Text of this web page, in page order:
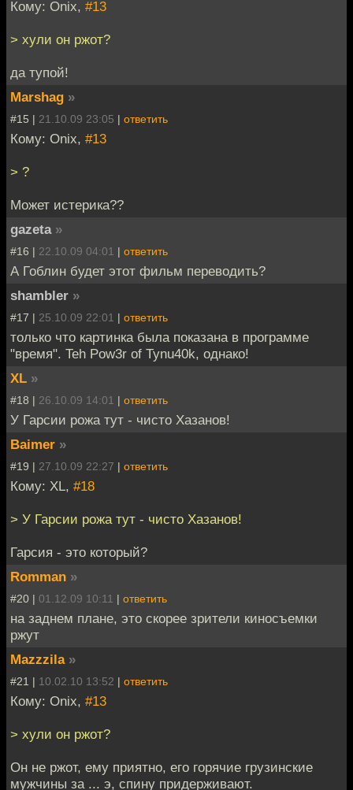
Кому: Onix, #13
> хули он ржот?
да тупой!
Marshag »
#15 | 21.10.09 23:05 | ответить
Кому: Onix, #13
> ?
Может истерика??
gazeta »
#16 | 22.10.09 04:01 | ответить
А Гоблин будет этот фильм переводить?
shambler »
#17 | 25.10.09 22:01 | ответить
только что картинка была показана в программе
"время". Teh Pow3r of Tynu40k, однако!
XL »
#18 | 26.10.09 14:01 | ответить
У Гарсии рожа тут - чисто Хазанов!
Baimer »
#19 | 27.10.09 22:27 | ответить
Кому: XL, #18
> У Гарсии рожа тут - чисто Хазанов!
Гарсия - это который?
Romman »
#20 | 01.12.09 10:11 | ответить
на заднем плане, это скорее зрители киносъемки
ржут
Mazzzila »
#21 | 10.02.10 13:52 | ответить
Кому: Onix, #13
> хули он ржот?
Он не ржот, ему приятно, его горячие грузинские
мужчины за ... э, спину придерживают.